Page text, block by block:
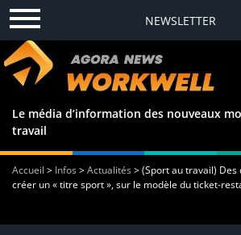
NEWSLETTER
Le média d’information des nouveaux
travail
Accueil > Infos>Actualités>(Sport au travail)
créer un « titre sport », sur le modèle du ticket-